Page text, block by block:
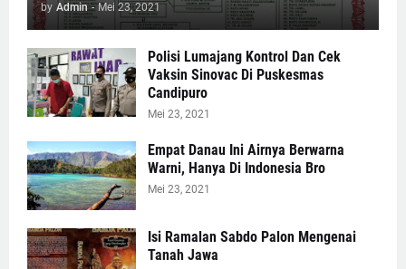
by Admin - Mei 23, 2021
Polisi Lumajang Kontrol Dan Cek
Vaksin Sinovac Di Puskesmas
Candipuro
Mei 23, 2021
Empat Danau Ini Airnya Berwarna
Warni, Hanya Di Indonesia Bro
Mei 23, 2021
Isi Ramalan Sabdo Palon Mengenai
Tanah Jawa